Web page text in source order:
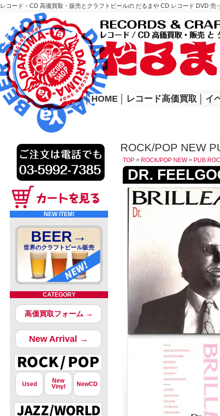
レコード・CD 高価買取・販売とクラフトビールの だるまや CD レコード DVD
レコード高価買取はこちら
HOME
│ HOME レコード高価買取 イ
NEW ITEM!
BEER→
世界のクラフトビール販売
CATEGORY
高価買取フォーム →
New Arrival →
Used
New
Vinyl
NewCD
ROCK/POP NEW
TOP > ROCK/POP NEW> PUB
DR.